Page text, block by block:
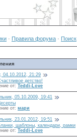
· Правила форума · Поиск
04.10.2012, 21:29
детство!
от: Teddi-Love
05.10.2009, 19:41
от: мари
23.01.2012, 19:51
шаблоны, календари, рамки
от: Teddi-Love